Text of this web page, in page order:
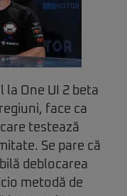
One UI 2 beta
face ca
testează
Se pare că
deblocarea
metodă de